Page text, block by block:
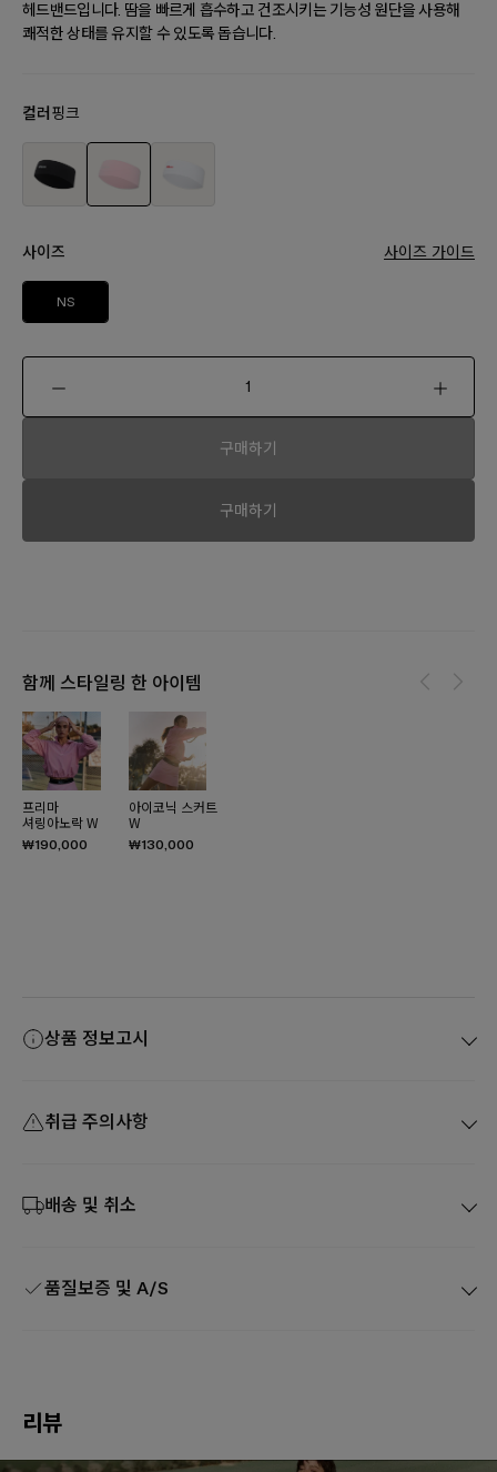
상품 정보고시
취급 주의사항
배송 및 취소
품질보증 및 A/S
헤드밴드입니다. 땀을 빠르게 흡수하고 건조시키는 기능성 원단을 사용해
쾌적한 상태를 유지할 수 있도록 돕습니다.
컬러 핑크
사이즈 사이즈 가이드
NS
구매하기
구매하기
함께 스타일링 한 아이템
프리마
셔링아노락 W
₩190,000
아이코닉 스커트
W
₩130,000
리뷰